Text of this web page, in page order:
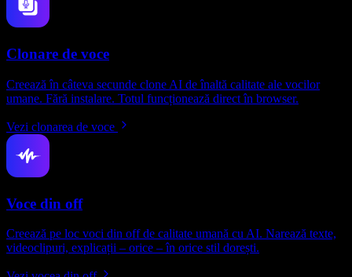
Clonare de voce
Creează în câteva secunde clone AI de înaltă calitate ale vocilor
umane. Fără instalare. Totul funcționează direct în browser.
Vezi clonarea de voce
Voce din off
Creează pe loc voci din off de calitate umană cu AI. Narează texte,
videoclipuri, explicații – orice – în orice stil dorești.